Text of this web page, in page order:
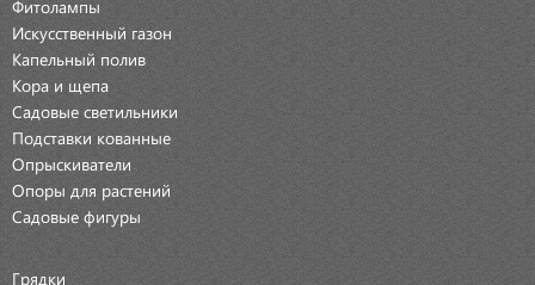
Фитолампы
Искусственный газон
Капельный полив
Кора и щепа
Садовые светильники
Подставки кованные
Опрыскиватели
Опоры для растений
Садовые фигуры
Грядки